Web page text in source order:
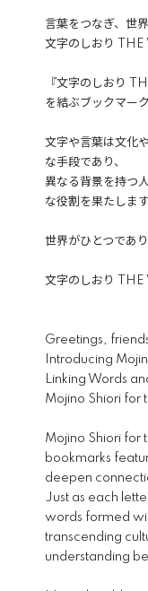
言葉をつなぎ、世界
文字のしおり
『文字のしおり
を結ぶブックマーク
文字や言葉は文化
な手段であり、
異なる背景を持つ
な役割を果たします
世界がひとつであ
文字のしおり THE
Greetings,
Introducing
Linking Words
Mojino Shiori for
Mojino Shiori for
bookmarks
deepen
Just as each
words formed
transcending
understanding